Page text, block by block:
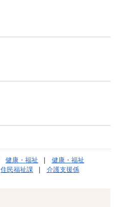
健康・福祉
健康・福祉
住民福祉課 介護支援係